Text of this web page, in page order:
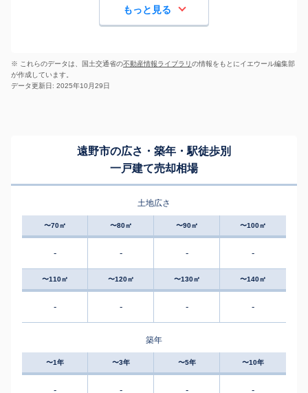
もっと見る
※ これらのデータは、国土交通省の不動産情報ライブラリの情報をもとにイエウール編集部
が作成しています。
データ更新日: 2025年10月29日
遠野市の広さ・築年・駅徒歩別
一戸建て売却相場
土地広さ
〜70㎡ 〜80㎡ 〜90㎡ 〜100㎡
- - - -
〜110㎡ 〜120㎡ 〜130㎡ 〜140㎡
- - - -
築年
〜1年 〜3年 〜5年 〜10年
- - - -